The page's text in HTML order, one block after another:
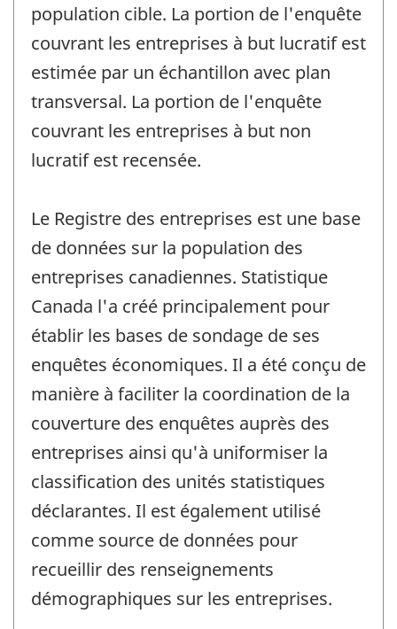
population cible. La portion de l'enquête
couvrant les entreprises à but lucratif est
estimée par un échantillon avec plan
transversal. La portion de l'enquête
couvrant les entreprises à but non
lucratif est recensée.
Le Registre des entreprises est une base
de données sur la population des
entreprises canadiennes. Statistique
Canada l'a créé principalement pour
établir les bases de sondage de ses
enquêtes économiques. Il a été conçu de
manière à faciliter la coordination de la
couverture des enquêtes auprès des
entreprises ainsi qu'à uniformiser la
classification des unités statistiques
déclarantes. Il est également utilisé
comme source de données pour
recueillir des renseignements
démographiques sur les entreprises.